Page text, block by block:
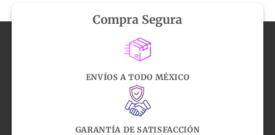
Compra Segura
ENVÍOS A TODO MÉXICO
GARANTÍA DE SATISFACCIÓN